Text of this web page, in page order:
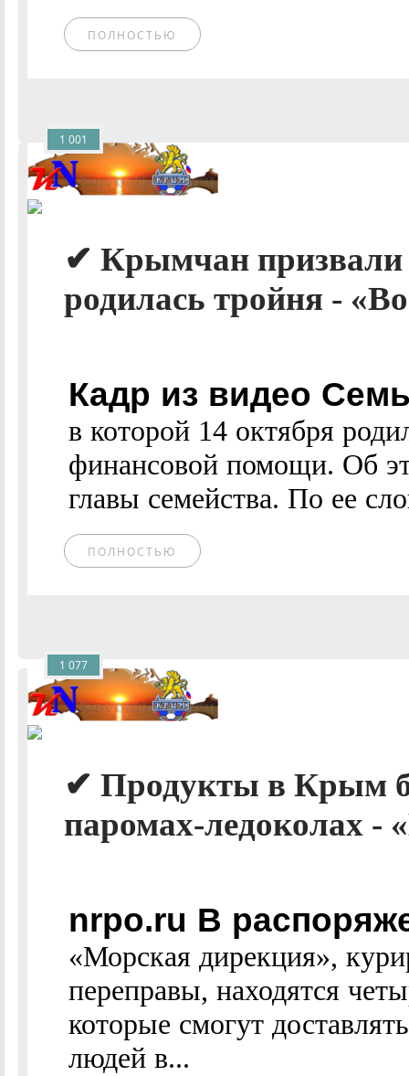
ПОЛНОСТЬЮ
✔ Крымчан призвали
родилась тройня -
Кадр из видео
в которой 14 октября
финансовой помощи. Об
главы семейства. По ее
ПОЛНОСТЬЮ
1 001
✔ Продукты в Крым
паромах-ледоколах
nrpo.ru В
«Морская дирекция»,
переправы, находятся
которые смогут
людей в...
1 077